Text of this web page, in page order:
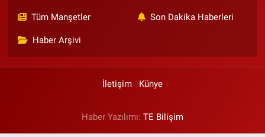
Tüm Manşetler Son Dakika Haberleri
Haber Arşivi
İletişim Künye
Haber Yazılımı: TE Bilişim